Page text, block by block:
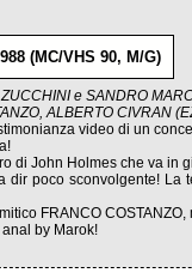
(MC/VHS 90, M/G)
e SANDRO
ALBERTO CIVRAN
video di un
di John Holmes che va in
dir poco sconvolgente!
FRANCO
by Marok!